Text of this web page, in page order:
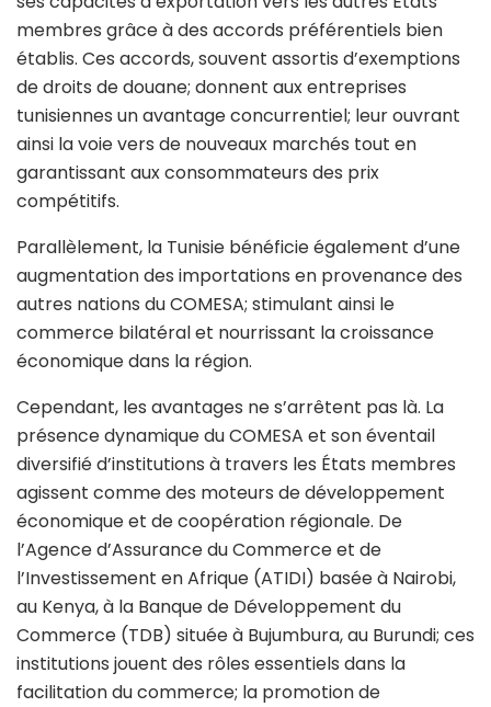
membres grâce à des accords préférentiels bien
établis. Ces accords, souvent assortis d’exemptions
de droits de douane; donnent aux entreprises
tunisiennes un avantage concurrentiel; leur ouvrant
ainsi la voie vers de nouveaux marchés tout en
garantissant aux consommateurs des prix
compétitifs.
Parallèlement, la Tunisie bénéficie également d’une
augmentation des importations en provenance des
autres nations du COMESA; stimulant ainsi le
commerce bilatéral et nourrissant la croissance
économique dans la région.
Cependant, les avantages ne s’arrêtent pas là. La
présence dynamique du COMESA et son éventail
diversifié d’institutions à travers les États membres
agissent comme des moteurs de développement
économique et de coopération régionale. De
l’Agence d’Assurance du Commerce et de
l’Investissement en Afrique (ATIDI) basée à Nairobi,
au Kenya, à la Banque de Développement du
Commerce (TDB) située à Bujumbura, au Burundi; ces
institutions jouent des rôles essentiels dans la
facilitation du commerce; la promotion de